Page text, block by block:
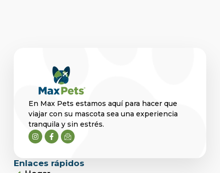
En Max Pets estamos aquí para hacer que
viajar con su mascota sea una experiencia
tranquila y sin estrés.
Enlaces rápidos